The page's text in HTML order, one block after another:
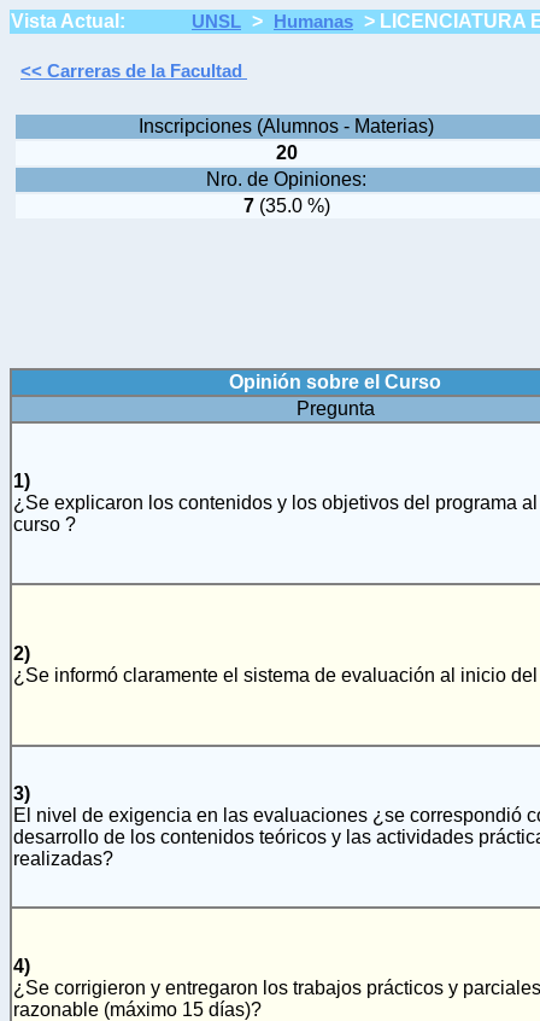
Vista Actual: UNSL > Humanas > LICENCIATURA
<< Carreras de la Facultad
Inscripciones (Alumnos - Materias)
20
Nro. de Opiniones:
7(35.0 %)
Opinión sobre el Curso
Pregunta
1)
¿Se explicaron los contenidos y los objetivos del programa
curso ?
2)
¿Se informó claramente el sistema de evaluación al inicio
3)
El nivel de exigencia en las evaluaciones ¿se correspondió
desarrollo de los contenidos teóricos y las actividades
realizadas?
4)
¿Se corrigieron y entregaron los trabajos prácticos y
razonable (máximo 15 días)?